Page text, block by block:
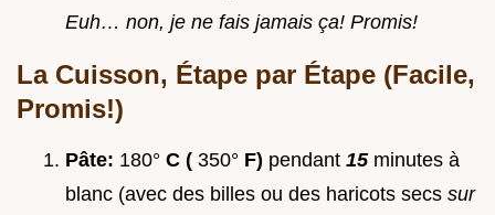
Euh… non, je ne fais jamais ça! Promis!
La Cuisson, Étape par Étape (Facile,
Promis!)
Pâte: 180° C ( 350° F) pendant 15 minutes à
blanc (avec des billes ou des haricots secs sur